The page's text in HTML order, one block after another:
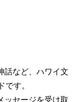
話など、ハワイ文
です。
ッセージを受け取